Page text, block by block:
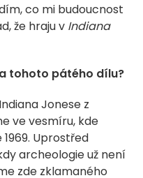
co mi budoucnost
že hraju v Indiana
tohoto pátého dílu?
Jonese z
ve vesmíru, kde
Uprostřed
archeologie už není
zde zklamaného